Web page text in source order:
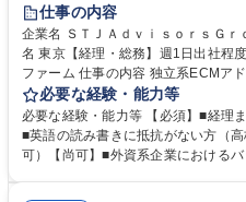
仕事の内容
企業名 ＳＴＪＡｄｖｉｓｏｒｓＧｒｏ
名 東京【経理・総務】週1日出社程
ファーム 仕事の内容 独立系ECMアドバイザリーファームとして上場前後
の資本市場戦略を設計する当社にて
バックオフィス業務からスタートし
できる環境です。 ■日常経理、月次および年次決算サポート業務 ■本国
（グローバル）との英文メール対応
必要な経験・能力等
必要な経験・能力等 【必須】■経理
■英語の読み書きに抵抗がない方（
可）【尚可】■外資系企業における